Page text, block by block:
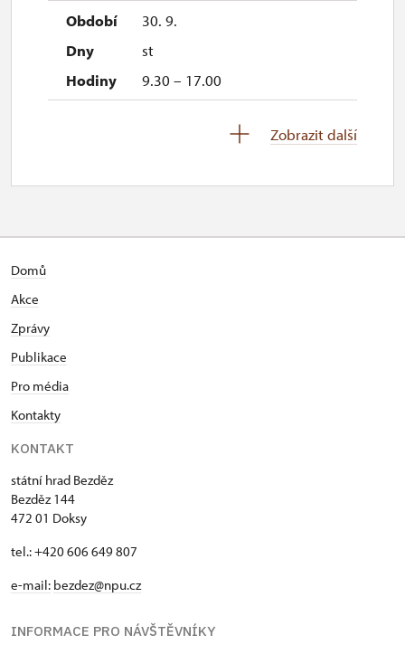
30. 9.
st
9.30 – 17.00
Zobrazit další
Domů
Akce
Zprávy
Publikace
Pro média
Kontakty
KONTAKT
státní hrad Bezděz
Bezděz 144
472 01 Doksy
tel.: +420 606 649 807
e-mail: bezdez@npu.cz
INFORMACE PRO NÁVŠTĚVNÍKY